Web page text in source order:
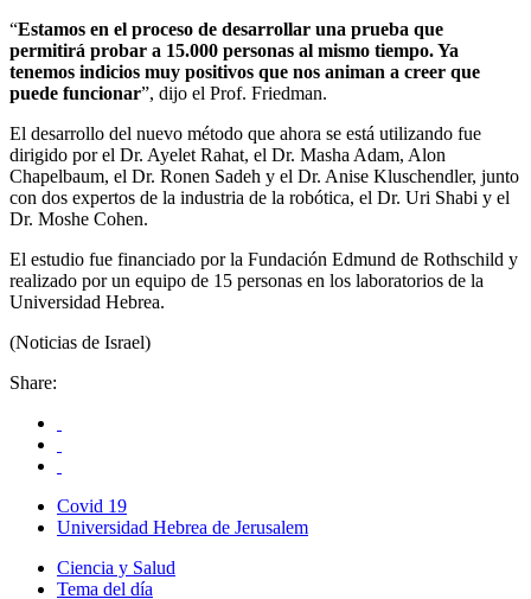
“Estamos en el proceso de desarrollar una prueba que
permitirá probar a 15.000 personas al mismo tiempo. Ya
tenemos indicios muy positivos que nos animan a creer que
puede funcionar”, dijo el Prof. Friedman.
El desarrollo del nuevo método que ahora se está utilizando fue
dirigido por el Dr. Ayelet Rahat, el Dr. Masha Adam, Alon
Chapelbaum, el Dr. Ronen Sadeh y el Dr. Anise Kluschendler, junto
con dos expertos de la industria de la robótica, el Dr. Uri Shabi y el
Dr. Moshe Cohen.
El estudio fue financiado por la Fundación Edmund de Rothschild y
realizado por un equipo de 15 personas en los laboratorios de la
Universidad Hebrea.
(Noticias de Israel)
Share:
Covid 19
Universidad Hebrea de Jerusalem
Ciencia y Salud
Tema del día